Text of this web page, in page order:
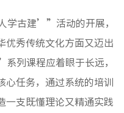
学古建’”活动的开展，
优秀传统文化方面又迈出
列课程应着眼于长远，
任务，通过系统的培训
一支既懂理论又精通实践